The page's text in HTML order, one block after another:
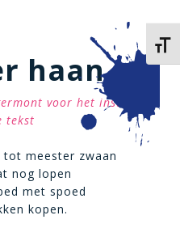
haan
voor het insturen
tekst
tot meester zwaan
nog lopen
met spoed
kopen.